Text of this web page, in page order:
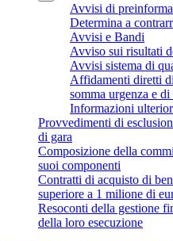
Avvisi di
Determina a
Avvisi e Bandi
Avviso sui risultati
Avvisi sistema di
Affidamenti diretti
somma urgenza e
Informazioni
Provvedimenti di
di gara
Composizione della
suoi componenti
Contratti di acquisto di
superiore a 1 milione di
Resoconti della gestione
della loro esecuzione